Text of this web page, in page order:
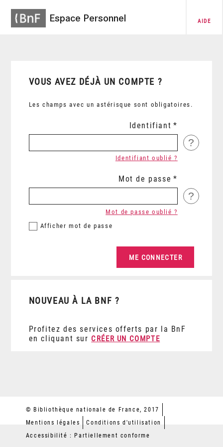
Espace Personnel AIDE
VOUS AVEZ DÉJÀ UN COMPTE ?
Les champs avec un astérisque sont obligatoires.
Identifiant
?
Identifiant oublié ?
Mot de passe
?
Afficher mot de passe
Mot de passe oublié ?
NOUVEAU À LA BNF ?
Profitez des services offerts par la BnF
en cliquant sur CRÉER UN COMPTE
© Bibliothèque nationale de France, 2017
Mentions légales
Conditions d'utilisation
Accessibilité : Partiellement conforme